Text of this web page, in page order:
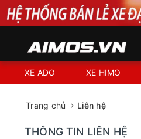
XE ADO XE HIMO
Trang chủ Liên hệ
THÔNG TIN LIÊN HỆ